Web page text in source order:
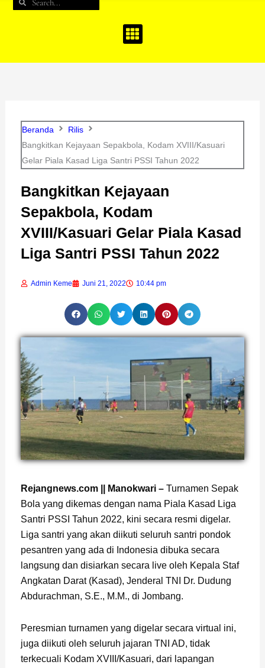
Beranda
Rilis
Bangkitkan Kejayaan Sepakbola, Kodam XVIII/Kasuari
Gelar Piala Kasad Liga Santri PSSI Tahun 2022
Bangkitkan Kejayaan
Sepakbola, Kodam
XVIII/Kasuari Gelar Piala Kasad
Liga Santri PSSI Tahun 2022
Admin Keme Juni 21, 2022 10:44 pm
Rejangnews.com || Manokwari –Turnamen Sepak
Bola yang dikemas dengan nama Piala Kasad Liga
Santri PSSI Tahun 2022, kini secara resmi digelar.
Liga santri yang akan diikuti seluruh santri pondok
pesantren yang ada di Indonesia dibuka secara
langsung dan disiarkan secara live oleh Kepala Staf
Angkatan Darat (Kasad), Jenderal TNI Dr. Dudung
Abdurachman, S.E., M.M., di Jombang.
Peresmian turnamen yang digelar secara virtual ini,
juga diikuti oleh seluruh jajaran TNI AD, tidak
terkecuali Kodam XVIII/Kasuari, dari lapangan